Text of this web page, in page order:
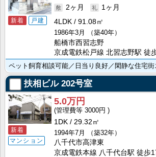
新着 戸建
2ヶ月
1ヶ月
4LDK
91.08㎡
1986年3月
（築40年）
船橋市西習志野
京成電鉄松戸線 北習志野駅 徒
扶相ビル202号室
新着
マンション
5.0万円
3000円
1DK
29.32㎡
1994年7月
（築32年）
八千代市高津東
京成電鉄本線 八千代台駅 徒歩